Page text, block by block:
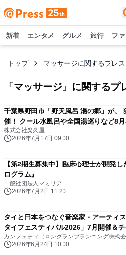
新着 エンタメ グルメ 旅行 フ
トップ マッサージに関するプレ
「 マッサージ 」に関するプ
千葉県野田市「野天風呂 湯の郷」が、
催！ クール水風呂や全国湯巡りなど8
株式会社楽久屋
2026年7月17日 09:00
【第2期生募集中】臨床心理士が開発
ログラム』
一般社団法人マミリア
2026年7月2日 11:20
タイと日本をつなぐ音楽家・アーティ
タイフェスティバル2026」7月開催＆
カンフェティ（ロングランプランニング株式会
2026年6月24日 10:00